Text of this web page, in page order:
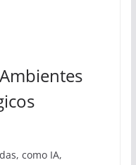
como IA,